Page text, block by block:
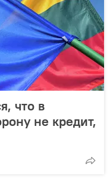
что в
не кредит,